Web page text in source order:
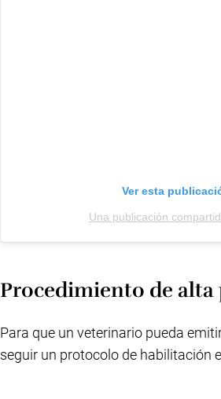
Ver esta
Una publicación
Procedimiento de alta
Para que un veterinario pueda
seguir un protocolo de habilitación